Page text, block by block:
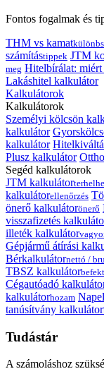
Fontos fogalmak és
THM vs kamat
számítástippek JTM
meg Hitelbírálat: miért
Lakáshitel kalkulátor
Kalkulátorok
Kalkulátorok
Személyi kölcsön
kalkulátor
kalkulátor
Plusz kalkulátor
Segéd kalkulátorok
JTM kalkulátor
kalkulátorellenőrzés
önerő kalkulátorönerő
visszafizetés
illeték kalkulátor
Gépjármű átírási
Bérkalkulátornettó /
TBSZ kalkulátor
Cégautóadó
kalkulátorhozam
tanúsítvány kalkulátor
Tudástár
A számoláshoz